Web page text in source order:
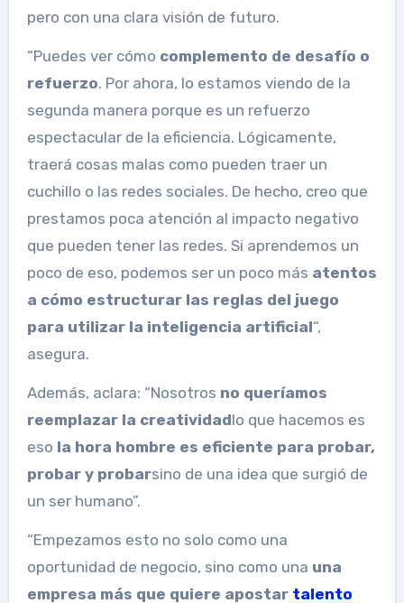
pero con una clara visión de futuro.
“Puedes ver cómo complemento de desafío o
refuerzo. Por ahora, lo estamos viendo de la
segunda manera porque es un refuerzo
espectacular de la eficiencia. Lógicamente,
traerá cosas malas como pueden traer un
cuchillo o las redes sociales. De hecho, creo que
prestamos poca atención al impacto negativo
que pueden tener las redes. Si aprendemos un
poco de eso, podemos ser un poco más atentos
a cómo estructurar las reglas del juego
para utilizar la inteligencia artificial“,
asegura.
Además, aclara: “Nosotros no queríamos
reemplazar la creatividadlo que hacemos es
eso la hora hombre es eficiente para probar,
probar y probarsino de una idea que surgió de
un ser humano”.
“Empezamos esto no solo como una
oportunidad de negocio, sino como una una
empresa más que quiere apostar talento